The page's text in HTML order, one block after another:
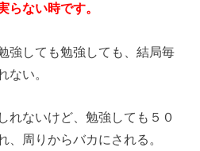
らない時です。
強しても勉強しても、結局毎
ない。
れないけど、勉強しても５０
、周りからバカにされる。